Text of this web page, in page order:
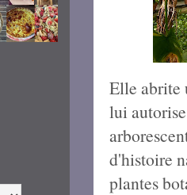
Elle abrite
lui
d'histoire
plantes